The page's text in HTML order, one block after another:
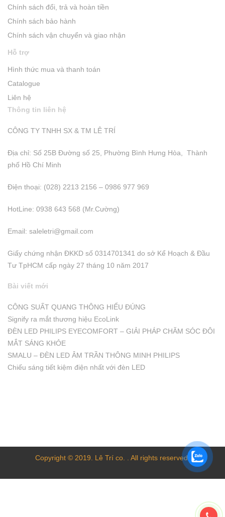
Chính sách đổi, trả và hoàn tiền
Chính sách bảo hành
Chính sách vận chuyển và giao nhận
Hỗ trợ
Hình thức mua và thanh toán
Catalogue
Liên hệ
Thông tin liên hệ
CÔNG TY TNHH SX & TM LÊ TRÍ
Địa chỉ: Số 25B Đường số 25, Phường Bình Hưng Hòa, Thành
phố Hồ Chí Minh
Điện thoại: (028) 2213 2156 – 0986 977 969
HotLine: 0938 643 568 (Mr.Cường)
Email: saleletri@gmail.com
Giấy chứng nhận ĐKKD số 0314701341 do sở Kể Hoạch & Đầu
Tư TpHCM cấp ngày 27 tháng 10 năm 2017
Bài viết mới
CÔNG SUẤT QUANG THÔNG HIỂU ĐÚNG
Signify ra mắt thương hiệu EcoLink
ĐÈN LED PHILIPS EYECOMFORT – GIẢI PHÁP CHĂM SÓC ĐÔI
MẮT SÁNG KHỎE
SMALU – ĐÈN LED ÂM TRẦN THÔNG MINH PHILIPS
Chiếu sáng tiết kiệm điện nhất với đèn LED
Copyright © 2019. Lê Trí co. . All rights reserved.